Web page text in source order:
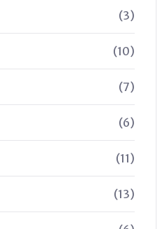
(3)
(10)
(7)
(6)
(11)
(13)